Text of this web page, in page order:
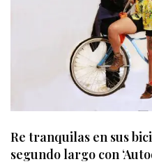
Re tranquilas en sus
segundo largo con